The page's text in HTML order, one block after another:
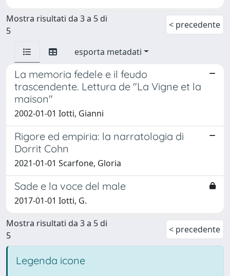
Mostra risultati da 3 a 5 di
5
< precedente
esporta metadati
La memoria fedele e il feudo
trascendente. Lettura de "La Vigne et la
maison"
2002-01-01 Iotti, Gianni
Rigore ed empiria: la narratologia di
Dorrit Cohn
2021-01-01 Scarfone, Gloria
Sade e la voce del male
2017-01-01 Iotti, G.
Mostra risultati da 3 a 5 di
5
< precedente
Legenda icone